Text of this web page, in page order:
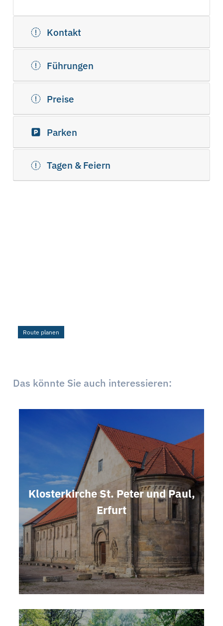
Kontakt
Führungen
Preise
Parken
Tagen & Feiern
Route planen
Das könnte Sie auch interessieren:
Klosterkirche St. Peter und Paul,
Erfurt